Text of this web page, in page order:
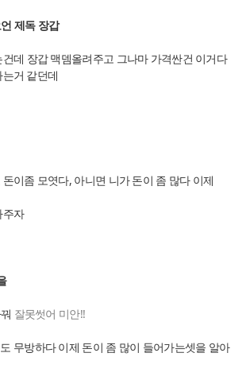
제독 장갑
데 장갑 맥뎀올려주고 그나마 가격싼건 이거다
거 같던데
이좀 모엿다, 아니면 니가 돈이 좀 많다 이제
주자
잘못썻어 미안!!
무방하다 이제 돈이 좀 많이 들어가는셋을 알아